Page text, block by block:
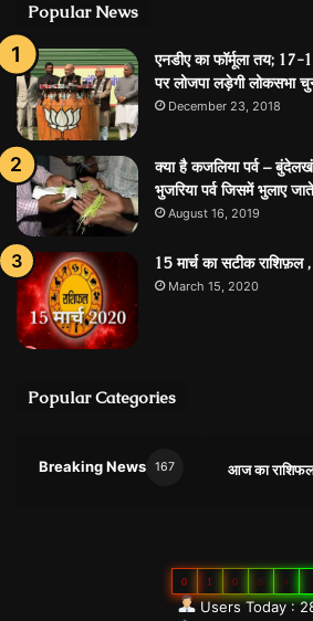
Popular News
एनडीए का फॉर्मूला तय;
पर लोजपा लड़ेगी लोकसभा
December 23, 2018
क्‍या है कजलिया पर्व –
भुजरिया पर्व जिसमें भुलाए
August 16, 2019
15 मार्च का सटीक
March 15, 2020
Popular Categories
Breaking News 167 आज का
0 1 0 8 4
Users Today :